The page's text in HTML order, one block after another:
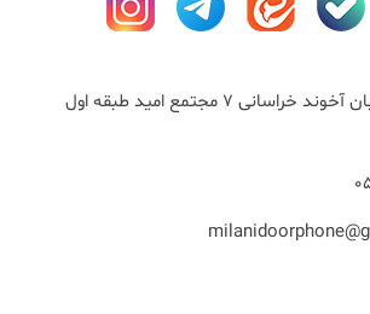
مشهد.خیابان آخوند خراسانی 7 مجتمع امید طبقه اول